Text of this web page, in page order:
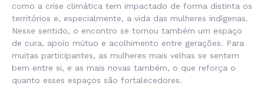
como a crise climática tem impactado de forma distinta os
territórios e, especialmente, a vida das mulheres indígenas.
Nesse sentido, o encontro se tornou também um espaço
de cura, apoio mútuo e acolhimento entre gerações. Para
muitas participantes, as mulheres mais velhas se sentem
bem entre si, e as mais novas também, o que reforça o
quanto esses espaços são fortalecedores.